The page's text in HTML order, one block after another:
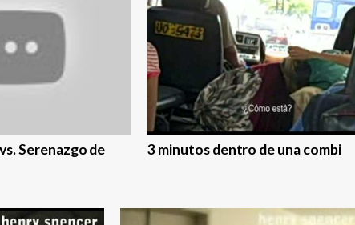
Serenazgo de
3 minutos dentro de una combi